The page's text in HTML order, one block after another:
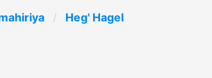
Heg' Hagel